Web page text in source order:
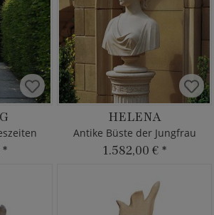
*
HELENA
Antike Büste der Jungfrau
1.582,00 € *